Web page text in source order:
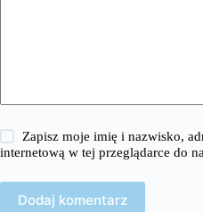
Zapisz moje imię i nazwisko,
internetową w tej przeglądarce do
Dodaj komentarz